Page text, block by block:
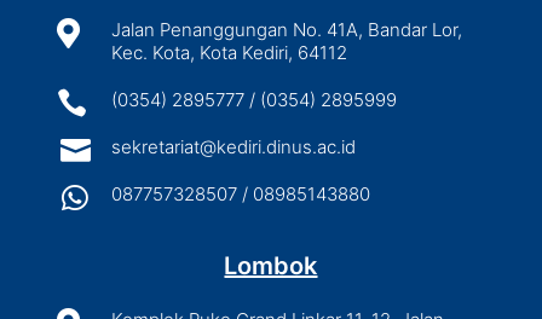

Jalan Penanggungan No. 41A, Bandar Lor,
Kec. Kota, Kota Kediri, 64112
 (0354) 2895777 / (0354) 2895999
 sekretariat@kediri.dinus.ac.id
 087757328507 / 08985143880
Lombok